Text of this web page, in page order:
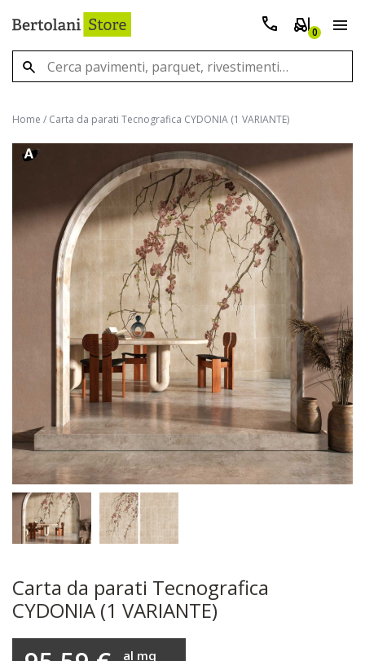
0
Home / Carta da parati Tecnografica CYDONIA (1 VARIANTE)
Carta da parati Tecnografica
CYDONIA (1 VARIANTE)
al mq